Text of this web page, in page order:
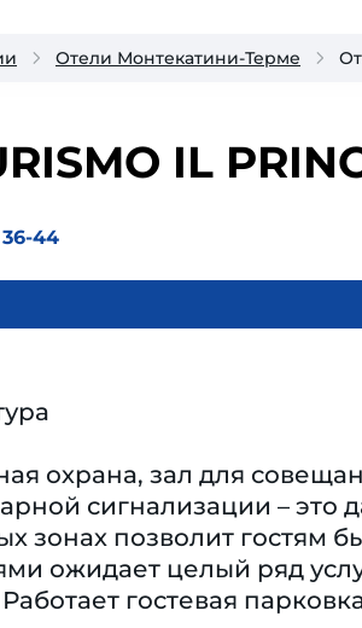
Отели Монтекатини-Терме
IL
44
охрана, зал для
сигнализации – это
зонах позволит гостям
ожидает целый ряд
гостевая